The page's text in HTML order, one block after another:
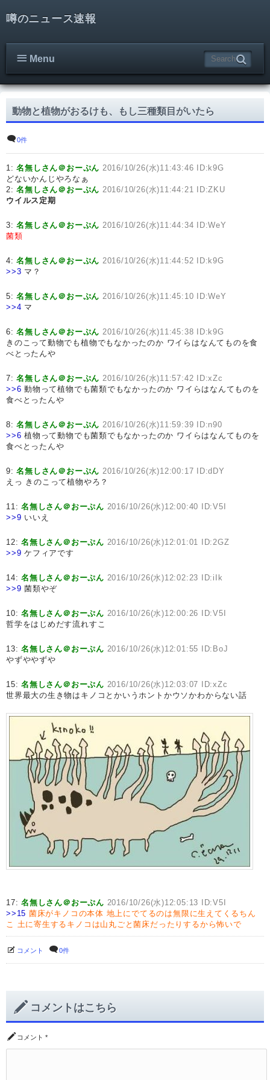
噂のニュース速報
Menu
動物と植物がおるけも、もし三種類目がいたら
0件
1:名無しさん＠おーぷん 2016/10/26(水)11:43:46 ID:k9G
どないかんじやろなぁ
2:名無しさん＠おーぷん 2016/10/26(水)11:44:21 ID:ZKU
ウイルス定期
3:名無しさん＠おーぷん 2016/10/26(水)11:44:34 ID:WeY
菌類
4:名無しさん＠おーぷん 2016/10/26(水)11:44:52 ID:k9G
>>3 マ？
5:名無しさん＠おーぷん 2016/10/26(水)11:45:10 ID:WeY
>>4 マ
6:名無しさん＠おーぷん 2016/10/26(水)11:45:38 ID:k9G
きのこって動物でも植物でもなかったのか ワイらはなんてものを食
べとったんや
7:名無しさん＠おーぷん 2016/10/26(水)11:57:42 ID:xZc
>>6 動物って植物でも菌類でもなかったのか ワイらはなんてものを
食べとったんや
8:名無しさん＠おーぷん 2016/10/26(水)11:59:39 ID:n90
>>6 植物って動物でも菌類でもなかったのか ワイらはなんてものを
食べとったんや
9:名無しさん＠おーぷん 2016/10/26(水)12:00:17 ID:dDY
えっ きのこって植物やろ？
11:名無しさん＠おーぷん 2016/10/26(水)12:00:40 ID:V5I
>>9 いいえ
12:名無しさん＠おーぷん 2016/10/26(水)12:01:01 ID:2GZ
>>9 ケフィアです
14:名無しさん＠おーぷん 2016/10/26(水)12:02:23 ID:iIk
>>9 菌類やぞ
10:名無しさん＠おーぷん 2016/10/26(水)12:00:26 ID:V5I
哲学をはじめだす流れすこ
13:名無しさん＠おーぷん 2016/10/26(水)12:01:55 ID:BoJ
やずややずや
15:名無しさん＠おーぷん 2016/10/26(水)12:03:07 ID:xZc
世界最大の生き物はキノコとかいうホントかウソかわからない話
17:名無しさん＠おーぷん 2016/10/26(水)12:05:13 ID:V5I
>>15 菌床がキノコの本体 地上にでてるのは無限に生えてくるちん
こ 土に寄生するキノコは山丸ごと菌床だったりするから怖いで
コメント 0件
コメントはこちら
コメント *